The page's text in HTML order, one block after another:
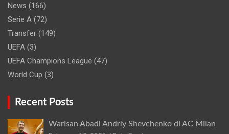
News (166)
Serie A (72)
Transfer (149)
UEFA (3)
UEFA Champions League (47)
World Cup (3)
Recent Posts
Warisan Abadi Andriy Shevchenko di AC Milan